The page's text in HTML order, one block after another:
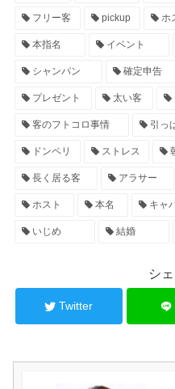
フリー客 pickup ホ
本指名 イベント
シャンパン 確定申告
プレゼント 太い客
客のフトコロ事情 引っ
ドンペリ ストレス
長く居る客 アラサー
ホスト 本名 キャ
いじめ 結婚
シ
Twitter